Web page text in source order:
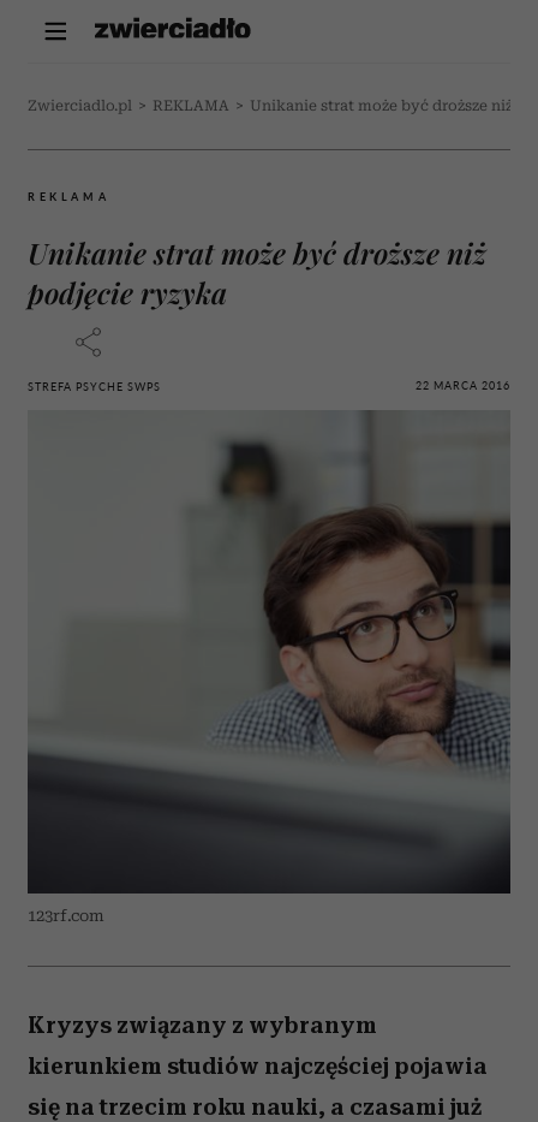
Zwierciadlo.pl > REKLAMA > Unikanie strat może być droższe niż
REKLAMA
Unikanie strat może być droższe niż
podjęcie ryzyka
STREFA PSYCHE SWPS 22 MARCA 2016
123rf.com
Kryzys związany z wybranym
kierunkiem studiów najczęściej pojawia
się na trzecim roku nauki, a czasami już